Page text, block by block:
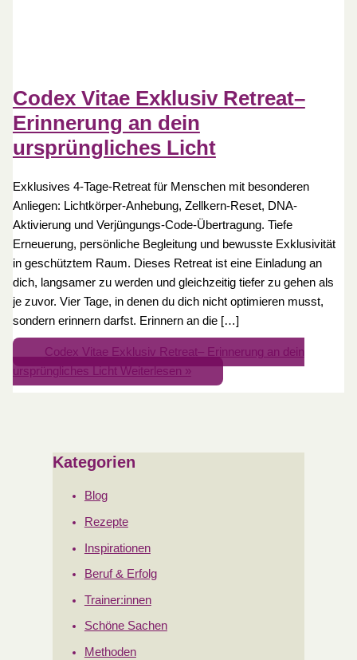
Codex Vitae Exklusiv Retreat–
Erinnerung an dein
ursprüngliches Licht
Exklusives 4-Tage-Retreat für Menschen mit besonderen
Anliegen: Lichtkörper-Anhebung, Zellkern-Reset, DNA-
Aktivierung und Verjüngungs-Code-Übertragung. Tiefe
Erneuerung, persönliche Begleitung und bewusste Exklusivität
in geschütztem Raum. Dieses Retreat ist eine Einladung an
dich, langsamer zu werden und gleichzeitig tiefer zu gehen als
je zuvor. Vier Tage, in denen du dich nicht optimieren musst,
sondern erinnern darfst. Erinnern an die […]
Codex Vitae Exklusiv Retreat– Erinnerung an dein
ursprüngliches LichtWeiterlesen »
Kategorien
Blog
Rezepte
Inspirationen
Beruf & Erfolg
Trainer:innen
Schöne Sachen
Methoden